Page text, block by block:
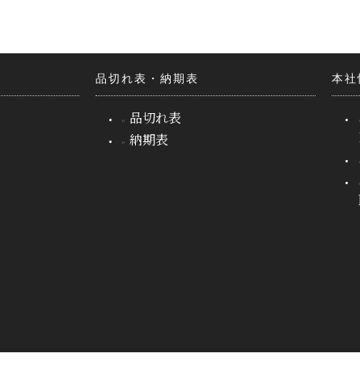
品切れ表・納期表
品切れ表
納期表
本社